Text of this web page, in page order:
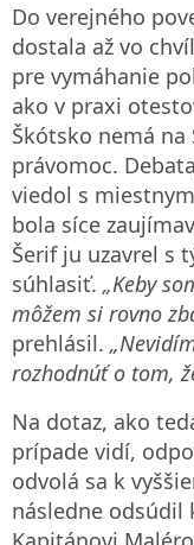
Do verejného
dostala až vo
pre vymáhanie
ako v praxi
Škótsko nemá
právomoc.
viedol s
bola síce
Šerif ju uzavrel s
súhlasiť. „Keby
môžem si rovno
prehlásil.
rozhodnúť o tom,
Na dotaz, ako
prípade vidí,
odvolá sa k
následne odsúdil